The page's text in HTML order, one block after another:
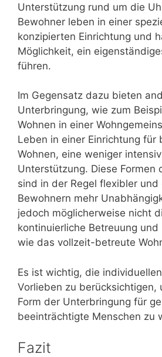
Unterstützung rund um die
Bewohner leben in einer
konzipierten Einrichtung und
Möglichkeit, ein
führen.
Im Gegensatz dazu bieten
Unterbringung, wie zum
Wohnen in einer
Leben in einer Einrichtung für
Wohnen, eine weniger
Unterstützung. Diese Formen
sind in der Regel flexibler und
Bewohnern mehr
jedoch möglicherweise nicht
kontinuierliche Betreuung
wie das vollzeit-betreute
Es ist wichtig, die
Vorlieben zu berücksichtigen,
Form der Unterbringung für
beeinträchtigte Menschen zu
Fazit